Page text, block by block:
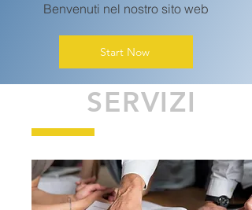
Benvenuti nel nostro sito web
Start Now
SERVIZI